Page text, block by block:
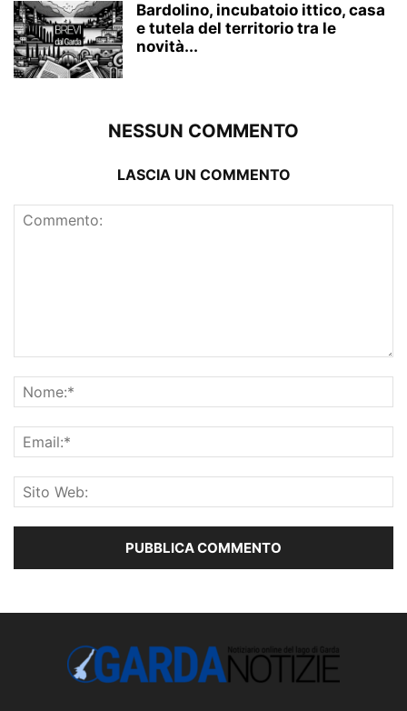
Bardolino, incubatoio ittico, casa
e tutela del territorio tra le
novità...
NESSUN COMMENTO
LASCIA UN COMMENTO